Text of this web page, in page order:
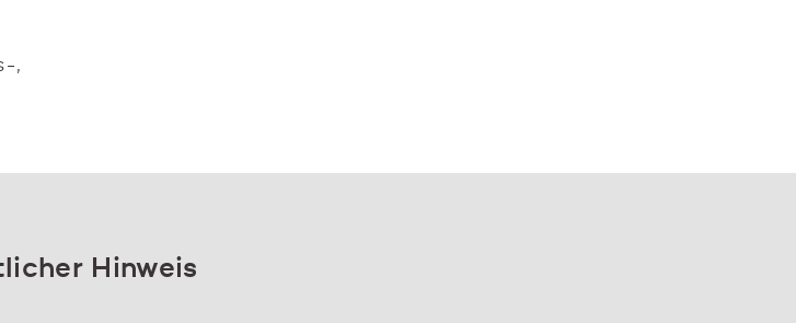
,
Hinweis